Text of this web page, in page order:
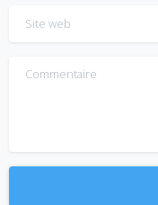
Site web
Commentaire